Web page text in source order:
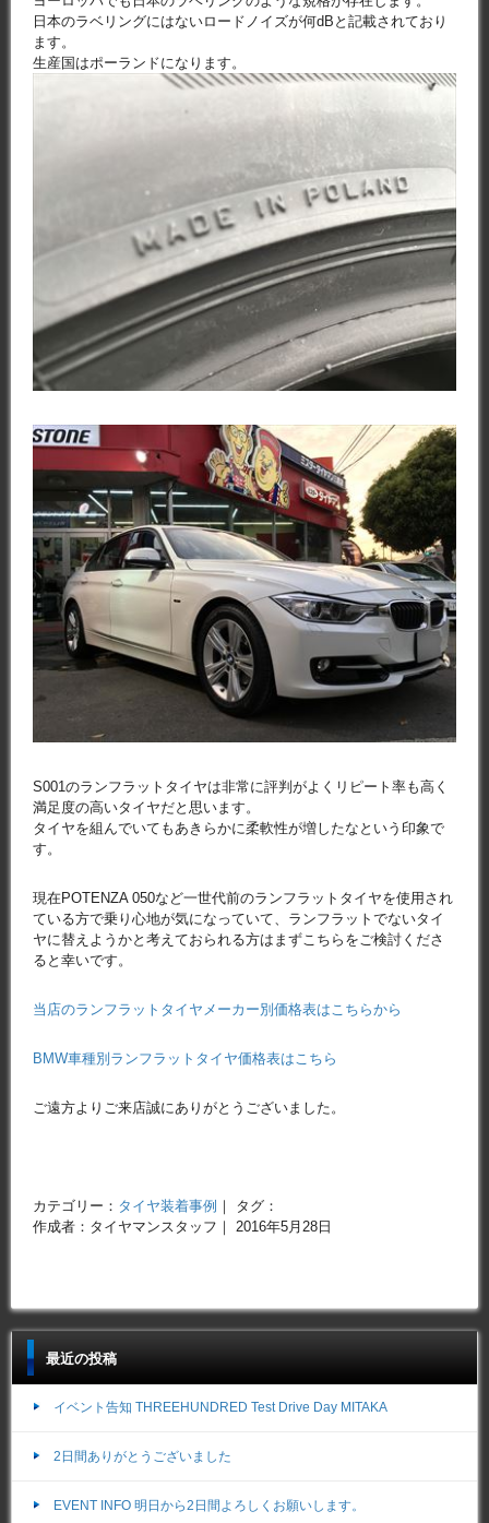
日本のラベリングにはないロードノイズが何dBと記載されており
ます。
生産国はポーランドになります。
S001のランフラットタイヤは非常に評判がよくリピート率も高く
満足度の高いタイヤだと思います。
タイヤを組んでいてもあきらかに柔軟性が増したなという印象で
す。
現在POTENZA 050など一世代前のランフラットタイヤを使用され
ている方で乗り心地が気になっていて、ランフラットでないタイ
ヤに替えようかと考えておられる方はまずこちらをご検討くださ
ると幸いです。
当店のランフラットタイヤメーカー別価格表はこちらから
BMW車種別ランフラットタイヤ価格表はこちら
ご遠方よりご来店誠にありがとうございました。
カテゴリー： タイヤ装着事例 ｜ タグ：
作成者：タイヤマンスタッフ｜ 2016年5月28日
最近の投稿
イベント告知 THREEHUNDRED Test Drive Day MITAKA
2日間ありがとうございました
EVENT INFO 明日から2日間よろしくお願いします。